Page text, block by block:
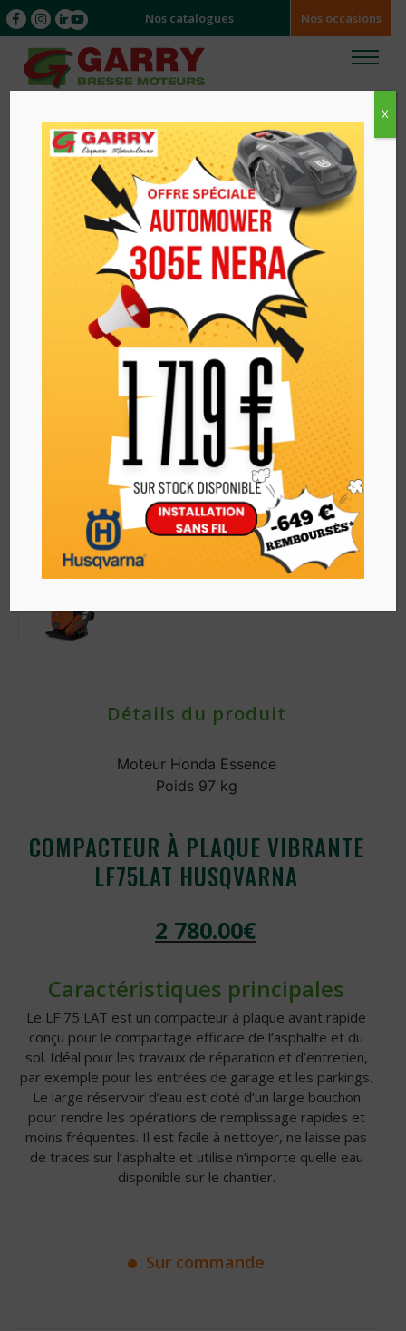
Nos catalogues Nos occasions
/ Compacteur à plaque vibrante LF75LAT
Husqvarna
Détails du produit
Moteur Honda Essence
Poids 97 kg
COMPACTEUR À PLAQUE VIBRANTE
LF75LAT HUSQVARNA
2 780.00€
Caractéristiques principales
Le LF 75 LAT est un compacteur à plaque avant rapide
conçu pour le compactage efficace de l’asphalte et du
sol. Idéal pour les travaux de réparation et d’entretien,
par exemple pour les entrées de garage et les parkings.
Le large réservoir d’eau est doté d’un large bouchon
pour rendre les opérations de remplissage rapides et
moins fréquentes. Il est facile à nettoyer, ne laisse pas
de traces sur l’asphalte et utilise n’importe quelle eau
disponible sur le chantier.
Sur commande
X